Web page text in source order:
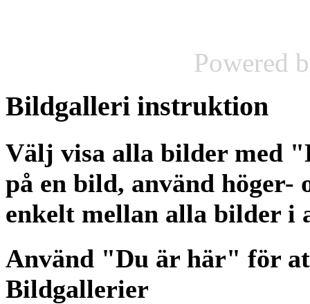
Powered
Bildgalleri instruktion
Välj visa alla bilder med
på en bild, använd
enkelt mellan alla bilder i
Använd "Du är här" för
Bildgallerier